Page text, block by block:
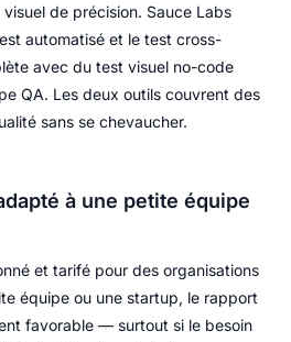
de précision. Sauce Labs
automatisé et le test cross-
avec du test visuel no-code
QA. Les deux outils couvrent des
sans se chevaucher.
à une petite équipe
et tarifé pour des organisations
équipe ou une startup, le rapport
favorable — surtout si le besoin